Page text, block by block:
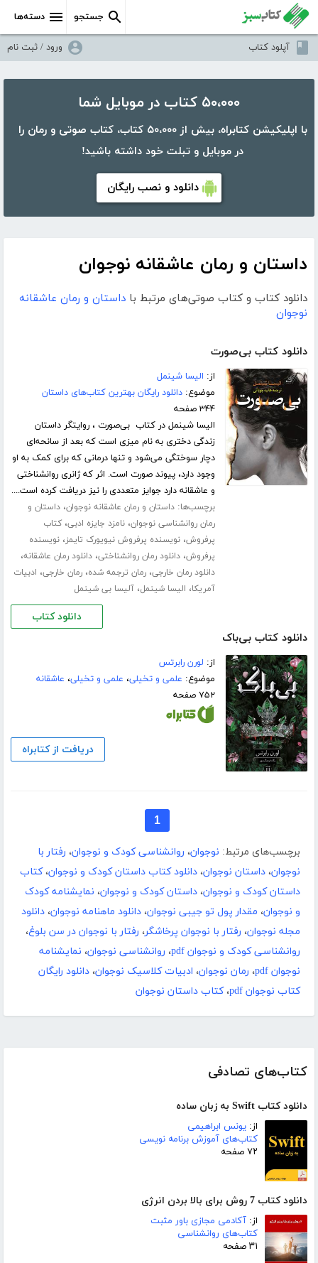
دسته‌ها جستجو
آپلود کتاب ورود / ثبت نام
۵۰،۰۰۰ کتاب در موبایل شما
با اپلیکیشن کتابراه، بیش از ۵۰،۰۰۰ کتاب، کتاب صوتی و رمان را
در موبایل و تبلت خود داشته باشید!
دانلود و نصب رایگان
کتاب‌های تصادفی
دانلود کتاب Swift به زبان ساده
از: یونس ابراهیمی
کتاب‌های آموزش برنامه نویسی
۷۲ صفحه
دانلود کتاب 7 روش برای بالا بردن انرژی
از: آکادمی مجازی باور مثبت
کتاب‌های روانشناسی
۳۱ صفحه
داستان و رمان عاشقانه نوجوان
دانلود کتاب و کتاب صوتی‌های مرتبط با داستان و رمان عاشقانه
نوجوان
دانلود کتاب بی‌صورت
از: الیسا شینمل
موضوع:دانلود رایگان بهترین کتاب‌های داستان
۳۴۴ صفحه
الیسا شینمل در کتاب بی‌صورت ، روایتگر داستان
زندگی دختری به نام میزی است که بعد از سانحه‌ای
دچار سوختگی می‌شود و تنها درمانی که برای کمک به او
وجود دارد، پیوند صورت است. اثر که ژانری روانشناختی
و عاشقانه دارد جوایز متعددی را نیز دریافت کرده است....
برچسب‌ها:داستان و رمان عاشقانه نوجوان،داستان و
رمان روانشناسی نوجوان،نامزد جایزه ادبی،کتاب
پرفروش،نویسنده پرفروش نیویورک تایمز،نویسنده
پرفروش،دانلود رمان روانشناختی،دانلود رمان عاشقانه،
دانلود رمان خارجی،رمان ترجمه شده،رمان خارجی، ادبیات
آمریکا، الیسا شینمل،آلیسا بی شینمل
دانلود کتاب
دانلود کتاب بی‌باک
از: لورن رابرتس
موضوع: علمی و تخیلی، علمی و تخیلی، عاشقانه
۷۵۲ صفحه
دریافت از کتابراه
1
برچسب‌های مرتبط: نوجوان، روانشناسی کودک و نوجوان، رفتار با
نوجوان، داستان نوجوان، دانلود کتاب داستان کودک و نوجوان،کتاب
داستان کودک و نوجوان، داستان کودک و نوجوان، نمایشنامه کودک
و نوجوان، مقدار پول تو جیبی نوجوان، دانلود ماهنامه نوجوان، دانلود
مجله نوجوان، رفتار با نوجوان پرخاشگر، رفتار با نوجوان در سن بلوغ،
روانشناسی کودک و نوجوان pdf
، روانشناسی نوجوان، نمایشنامه
نوجوان pdf
، رمان نوجوان، ادبیات کلاسیک نوجوان، دانلود رایگان
کتاب نوجوان pdf
،کتاب داستان نوجوان